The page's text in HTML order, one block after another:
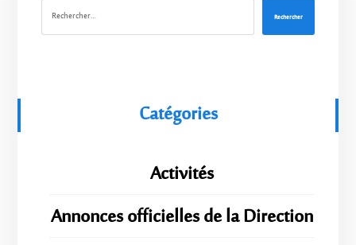
Rechercher
Catégories
Activités
Annonces officielles de la Direction